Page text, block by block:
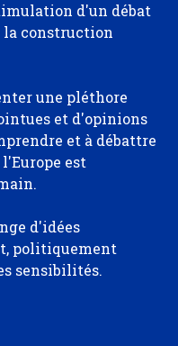
d'un débat
construction
une pléthore
et d'opinions
et à débattre
est
d'idées
politiquement
sensibilités.